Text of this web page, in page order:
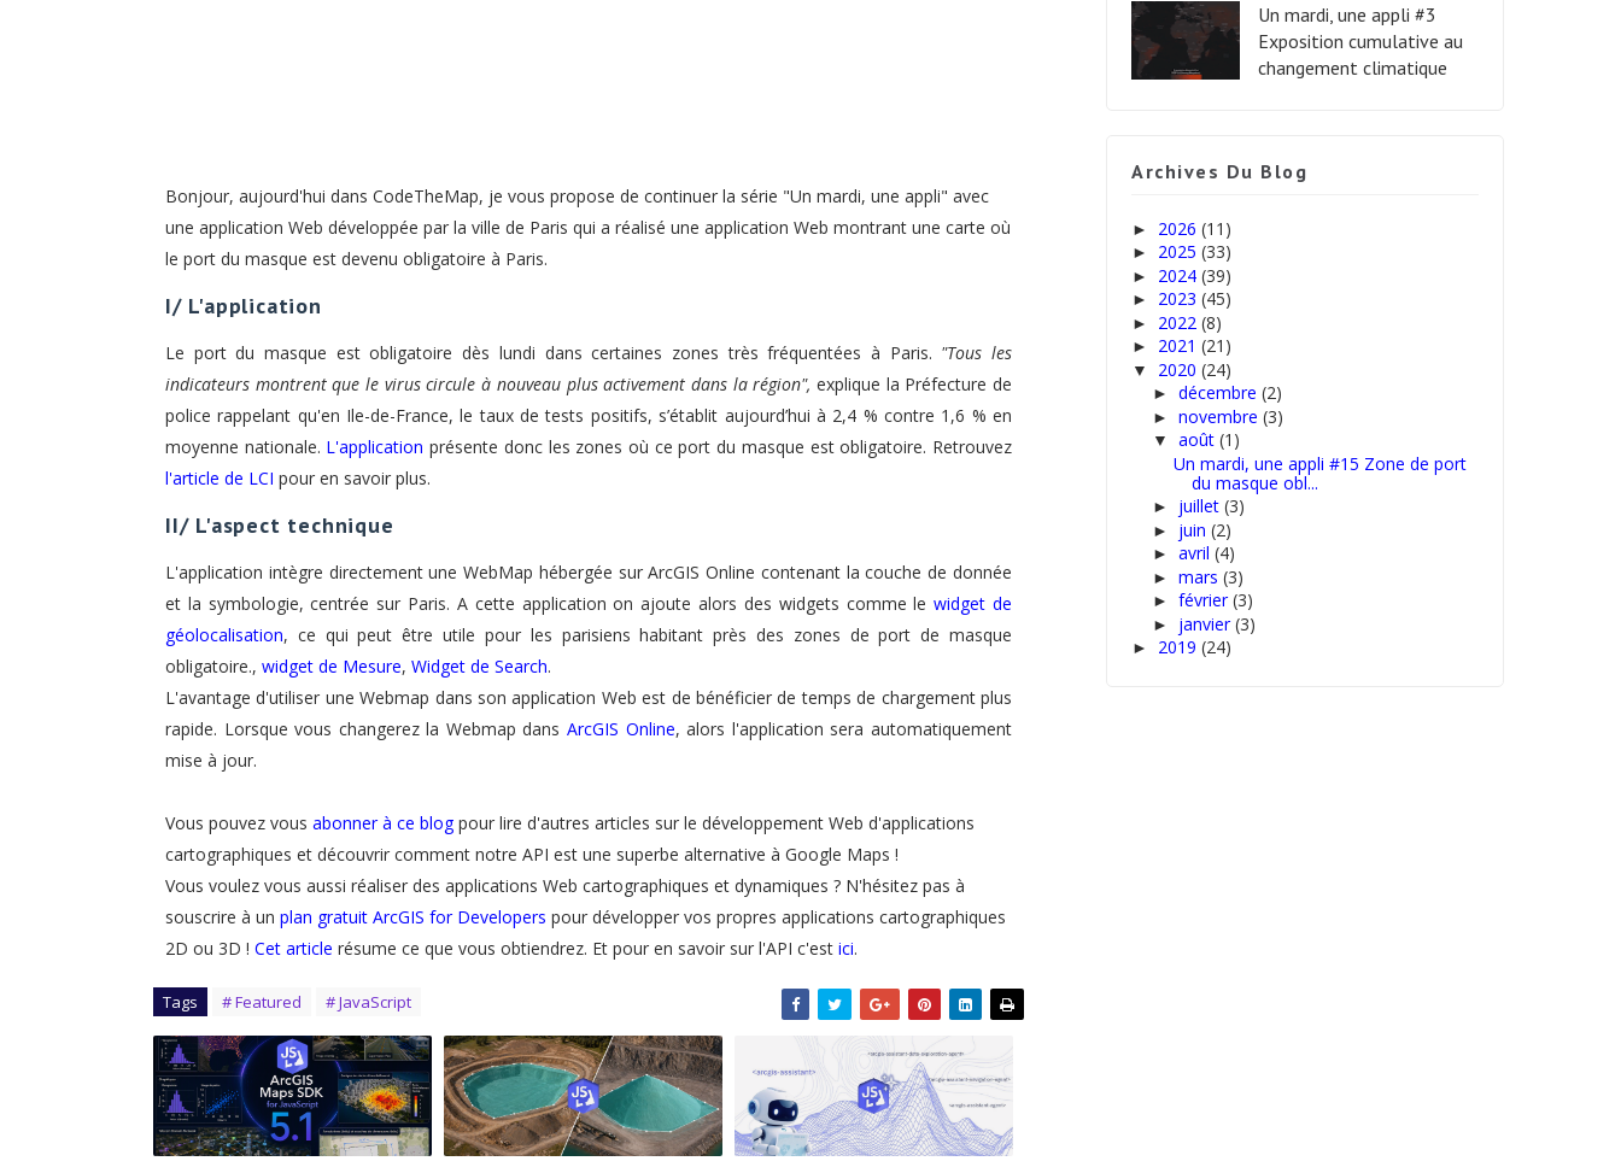
Bonjour, aujourd'hui dans CodeTheMap, je vous propose de continuer la série "Un mardi, une appli" avec
une application Web développée par la ville de Paris qui a réalisé une application Web montrant une carte où
le port du masque est devenu obligatoire à Paris.
I/ L'application
Le port du masque est obligatoire dès lundi dans certaines zones très fréquentées à Paris. "Tous les
indicateurs montrent que le virus circule à nouveau plus activement dans la région", explique la Préfecture de
police rappelant qu'en Ile-de-France, le taux de tests positifs, s’établit aujourd’hui à 2,4 % contre 1,6 % en
moyenne nationale. L'application présente donc les zones où ce port du masque est obligatoire. Retrouvez
l'article de LCI pour en savoir plus.
II/ L'aspect technique
L'application intègre directement une WebMap hébergée sur ArcGIS Online contenant la couche de donnée
et la symbologie, centrée sur Paris. A cette application on ajoute alors des widgets comme lewidget de
géolocalisation, ce qui peut être utile pour les parisiens habitant près des zones de port de masque
obligatoire., widget de Mesure, Widget de Search.
L'avantage d'utiliser une Webmap dans son application Web est de bénéficier de temps de chargement plus
rapide. Lorsque vous changerez la Webmap dansArcGIS Online, alors l'application sera automatiquement
mise à jour.
Vous pouvez vous abonner à ce blog pour lire d'autres articles sur le développement Web d'applications
cartographiques et découvrir comment notre API est une superbe alternative à Google Maps !
Vous voulez vous aussi réaliser des applications Web cartographiques et dynamiques ? N'hésitez pas à
souscrire à un plan gratuit ArcGIS for Developers pour développer vos propres applications cartographiques
2D ou 3D ! Cet article résume ce que vous obtiendrez. Et pour en savoir sur l'API c'est ici.
Tags # Featured # JavaScript
Un mardi, une appli #3
Exposition cumulative au
changement climatique
Archives Du Blog
► 2026 (11)
► 2025 (33)
► 2024 (39)
► 2023 (45)
► 2022 (8)
► 2021 (21)
▼ 2020 (24)
► décembre (2)
► novembre (3)
▼ août (1)
Un mardi, une appli #15 Zone de port
du masque obl...
► juillet (3)
► juin (2)
► avril (4)
► mars (3)
► février(3)
► janvier(3)
► 2019 (24)